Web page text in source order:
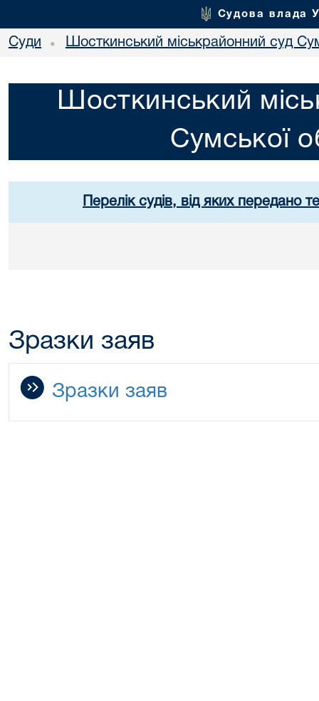
Судова влада
Суди • Шосткинський міськрайонний суд
Шосткинський
Сумської
Перелік судів, від яких передано
Зразки заяв
Зразки заяв